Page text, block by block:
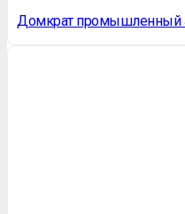
Домкрат промышленный